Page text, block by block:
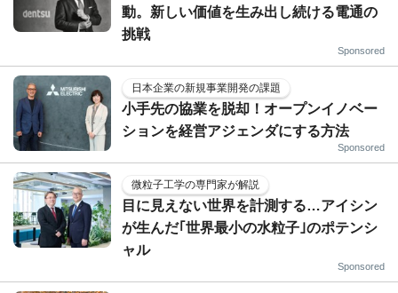
動。新しい価値を生み出し続ける電通の
挑戦
Sponsored
日本企業の新規事業開発の課題
小手先の協業を脱却！オープンイノベー
ションを経営アジェンダにする方法
Sponsored
微粒子工学の専門家が解説
目に見えない世界を計測する…アイシン
が生んだ｢世界最小の水粒子｣のポテンシ
ャル
Sponsored